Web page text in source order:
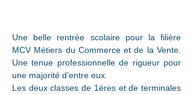
Une belle rentrée scolaire pour la filière
MCV Métiers du Commerce et de la Vente.
Une tenue professionnelle de rigueur pour
une majorité d’entre eux.
Les deux classes de 1ères et de terminales